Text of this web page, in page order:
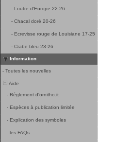
- Loutre d'Europe 22-26
- Chacal doré 20-26
- Ecrevisse rouge de Louisiane 17-25
- Crabe bleu 23-26
Information
- Toutes les nouvelles
Aide
- Réglement d'ornitho.it
- Espèces à publication limitée
- Explication des symboles
- les FAQs